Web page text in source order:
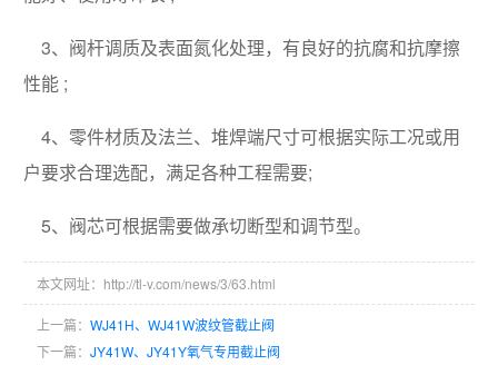
3、阀杆调质及表面氮化处理，有良好的抗腐和抗摩擦
性能 ;
4、零件材质及法兰、堆焊端尺寸可根据实际工况或用
户要求合理选配，满足各种工程需要;
5、阀芯可根据需要做承切断型和调节型。
本文网址：http://tl-v.com/news/3/63.html
上一篇： WJ41H、WJ41W波纹管截止阀
下一篇： JY41W、JY41Y氧气专用截止阀